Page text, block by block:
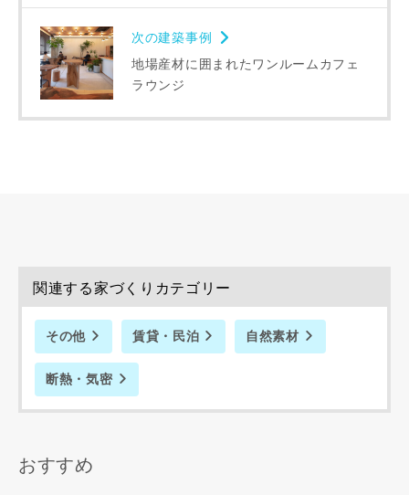
次の建築事例
地場産材に囲まれたワンルームカフェ
ラウンジ
関連する家づくりカテゴリー
その他 賃貸・民泊 自然素材
断熱・気密
おすすめ